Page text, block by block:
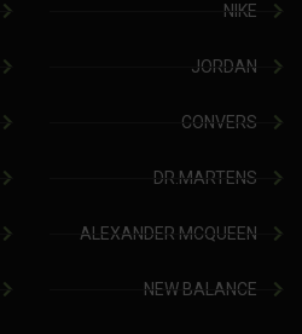
NIKE
JORDAN
CONVERS
DR.MARTENS
ALEXANDER MCQUEEN
NEW BALANCE